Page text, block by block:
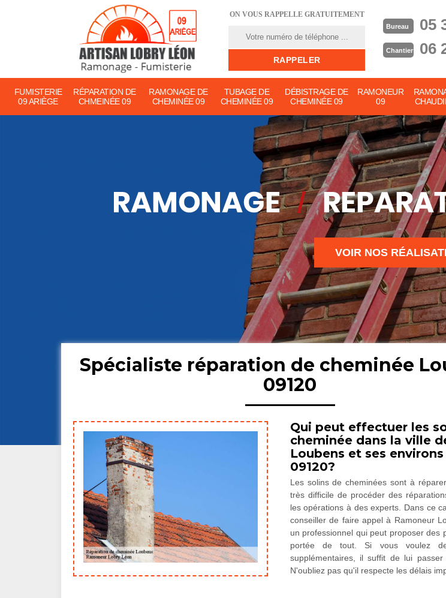
ON VOUS RAPPELLE GRATUITEMENT
Bureau 05
Chantier 06
FUMISTERIE
09 ARIÈGE
RÉPARATION DE
CHMEINÉE 09
RAMONAGE DE
CHEMINÉE 09
TUBAGE DE
CHEMINÉE 09
DÉBISTRAGE DE
CHEMINÉE 09
RAMONEUR
09
VOIR NOS
Spécialiste réparation de cheminée
09120
Qui peut effectuer les
cheminée dans la ville
Loubens et ses
09120?
Les solins de cheminées sont à
très difficile de procéder des
les opérations à des experts. Dans ce
conseiller de faire appel à Ramoneur
un professionnel qui peut proposer des
portée de tout. Si vous voulez
supplémentaires, il suffit de lui
N'oubliez pas qu'il respecte les délais